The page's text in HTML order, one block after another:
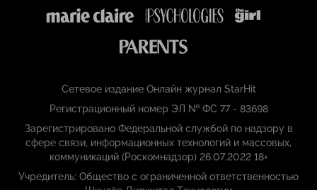
Сетевое издание Онлайн журнал StarHit
Регистрационный номер ЭЛ № ФС 77 - 83698
Зарегистрировано Федеральной службой по надзору в
сфере связи, информационных технологий и массовых,
коммуникаций (Роскомнадзор) 26.07.2022 18+
Учредитель: Общество с ограниченной ответственностью